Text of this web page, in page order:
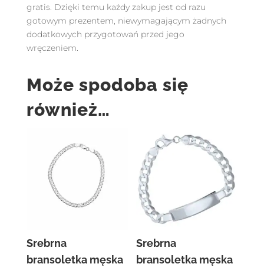
gratis. Dzięki temu każdy zakup jest od razu
gotowym prezentem, niewymagającym żadnych
dodatkowych przygotowań przed jego
wręczeniem.
Może spodoba się
również…
Srebrna
bransoletka męska
Srebrna
bransoletka męska